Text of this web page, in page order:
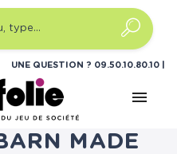
UNE QUESTION ? 09.50.10.80.10
menu
DE
MADE